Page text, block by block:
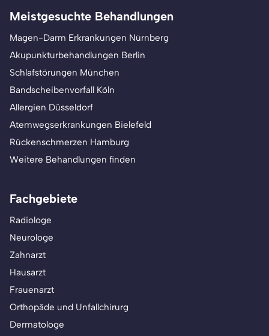
Meistgesuchte Behandlungen
Magen-Darm Erkrankungen Nürnberg
Akupunkturbehandlungen Berlin
Schlafstörungen München
Bandscheibenvorfall Köln
Allergien Düsseldorf
Atemwegserkrankungen Bielefeld
Rückenschmerzen Hamburg
Weitere Behandlungen finden
Fachgebiete
Radiologe
Neurologe
Zahnarzt
Hausarzt
Frauenarzt
Orthopäde und Unfallchirurg
Dermatologe